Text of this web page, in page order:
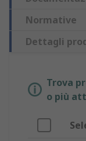
Normative
Dettagli
Trova
o più